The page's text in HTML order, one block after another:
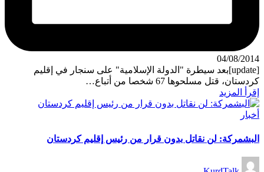
04/08/2014
[update]بعد سيطرة "الدولة الإسلامية" على سنجار في إقليم
كردستان، قتل مسلحوها 67 شخصا من أتباع…
إقرأ المزيد
نُشر
أخبار
البشمركة: لن نقاتل بدون قرار من رئيس إقليم كردستان
تمّ